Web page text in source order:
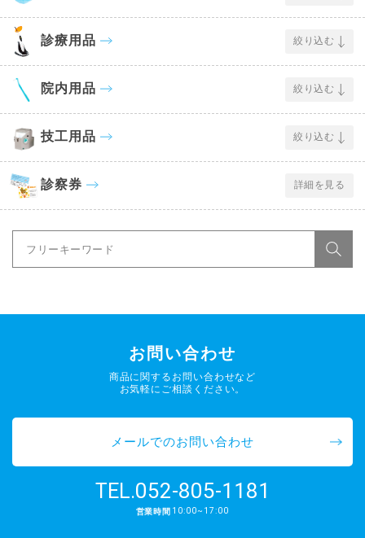
診療用品 絞り込む
院内用品 絞り込む
技工用品 絞り込む
診察券 詳細を見る
お問い合わせ
商品に関するお問い合わせなど
お気軽にご相談ください。
メールでのお問い合わせ
TEL.052-805-1181
営業時間 10:00~17:00